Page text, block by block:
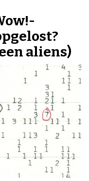
aliens)